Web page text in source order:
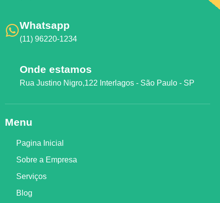
Whatsapp
(11) 96220-1234
Onde estamos
Rua Justino Nigro,122 Interlagos - São Paulo - SP
Menu
Pagina Inicial
Sobre a Empresa
Serviços
Blog